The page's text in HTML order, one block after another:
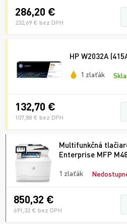
286,20 €
232,69 € bez DPH
HP W2032A
1 zlaťák
132,70 €
107,88 € bez DPH
Multifunkčná
Enterprise MFP
1 zlaťák
850,32 €
691,32 € bez DPH